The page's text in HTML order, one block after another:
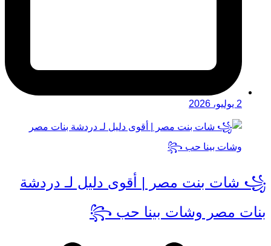
2 يوليو، 2026
꧁ شات بنت مصر | أقوى دليل لـ دردشة
بنات مصر وشات بينا حب ꧂